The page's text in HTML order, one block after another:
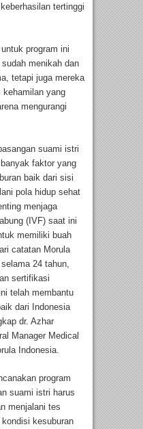
tertinggi
program ini
menikah dan
tetapi juga mereka
kehamilan yang
mengurangi
suami istri
faktor yang
baik dari sisi
pola hidup sehat
menjaga
(IVF) saat ini
memiliki buah
catatan Morula
24 tahun,
sertifikasi
telah membantu
dari Indonesia
dr. Azhar
Manager Medical
Indonesia.
program
suami istri harus
menjalani tes
kesuburan